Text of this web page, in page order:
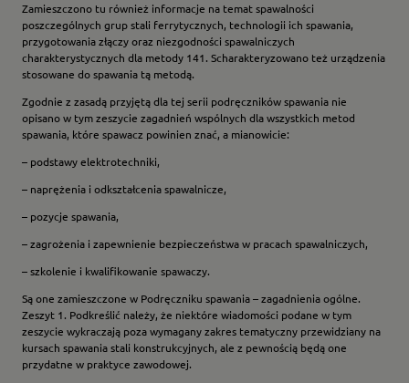
Zamieszczono tu również informacje na temat spawalności
poszczególnych grup stali ferrytycznych, technologii ich spawania,
przygotowania złączy oraz niezgodności spawalniczych
charakterystycznych dla metody 141. Scharakteryzowano też urządzenia
stosowane do spawania tą metodą.
Zgodnie z zasadą przyjętą dla tej serii podręczników spawania nie
opisano w tym zeszycie zagadnień wspólnych dla wszystkich metod
spawania, które spawacz powinien znać, a mianowicie:
– podstawy elektrotechniki,
– naprężenia i odkształcenia spawalnicze,
– pozycje spawania,
– zagrożenia i zapewnienie bezpieczeństwa w pracach spawalniczych,
– szkolenie i kwalifikowanie spawaczy.
Są one zamieszczone w Podręczniku spawania – zagadnienia ogólne.
Zeszyt 1. Podkreślić należy, że niektóre wiadomości podane w tym
zeszycie wykraczają poza wymagany zakres tematyczny przewidziany na
kursach spawania stali konstrukcyjnych, ale z pewnością będą one
przydatne w praktyce zawodowej.